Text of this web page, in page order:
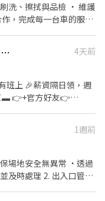
洗、擦拭與品檢 • 維護
，完成每一台車的服務
🚗💨
❤️暑假彈性報班💰大夜物流理貨😎薪資穩定入帳
4天前
班上 🎉薪資隔日領，週
【匯薪方式】隔日匯款
31 ✅(以下薪資含津
1週前